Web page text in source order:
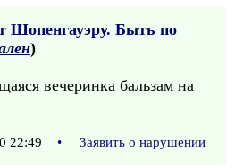
Шопенгауэру. Быть по
)
вечеринка бальзам на
22:49 • Заявить о нарушении